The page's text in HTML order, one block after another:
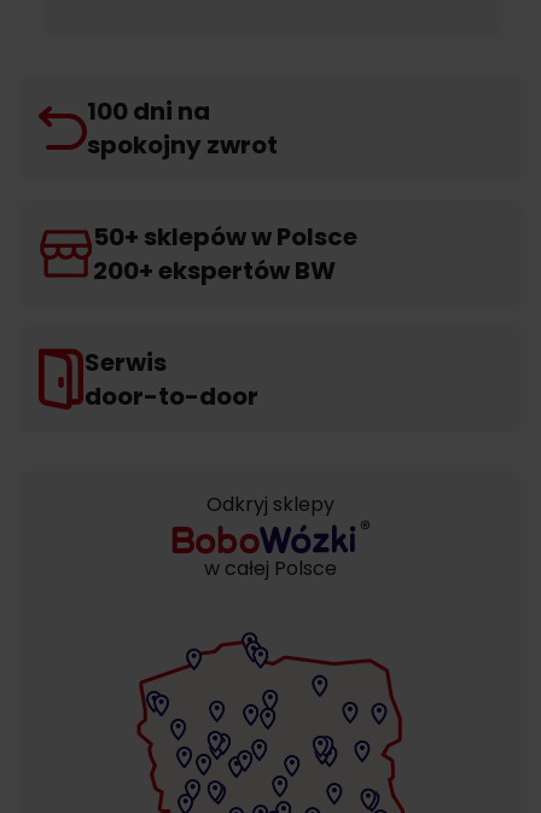
100 dni na
spokojny zwrot
50+ sklepów w Polsce
200+ ekspertów BW
Serwis
door-to-door
Odkryj sklepy
w całej Polsce